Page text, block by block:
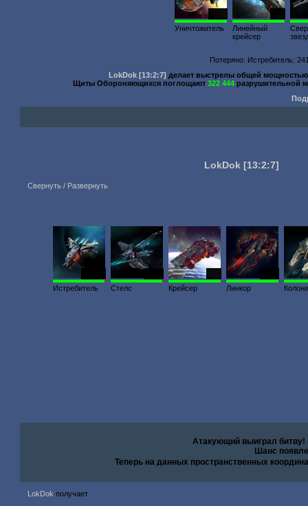
Уничтожитель
Линейный
крейсер
Потеряно: Истребитель:
LokDok [13:2:7] делает выстрелы общей
Щиты Обороняющихся поглощают322 444 разрушительной
LokDok [13:2:7]
Свернуть / Развернуть
Истребитель
Стелс
Крейсер
Линкор
Атакующий выиграл
Шанс
Теперь на данных пространственных
LokDok получает